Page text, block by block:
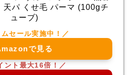
天パ くせ毛 パーマ (100gチ
ューブ)
で見る